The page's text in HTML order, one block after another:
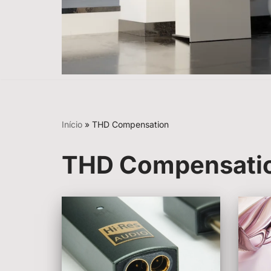
Início » THD Compensation
THD